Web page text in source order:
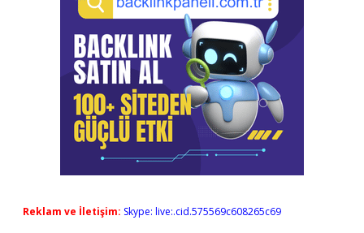
Reklam ve İletişim: Skype: live:.cid.575569c608265c69